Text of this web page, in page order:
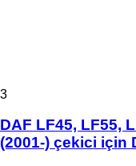
3
DAF LF45, LF55,
(2001-) çekici için